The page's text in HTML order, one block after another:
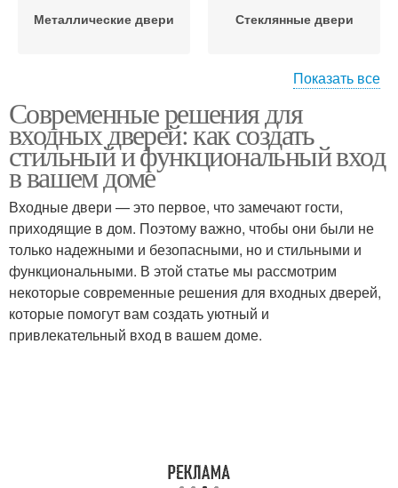
Металлические двери Стеклянные двери
Пластиковые двери Входные двери
Двери в современном
интерьере
современного
интерьера
Двери с окном Входная дверь
Показать все
Современные решения для
входных дверей: как создать
стильный и функциональный вход
в вашем доме
Входные двери — это первое, что замечают гости,
приходящие в дом. Поэтому важно, чтобы они были не
только надежными и безопасными, но и стильными и
функциональными. В этой статье мы рассмотрим
некоторые современные решения для входных дверей,
которые помогут вам создать уютный и
привлекательный вход в вашем доме.